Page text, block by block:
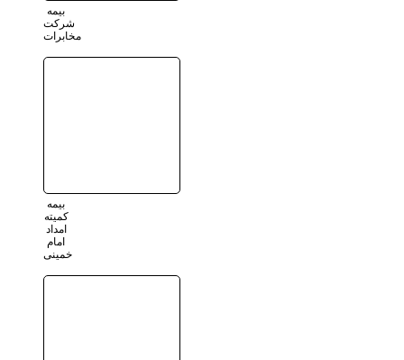
بیمه
شرکت
مخابرات
بیمه
کمیته
امداد
امام
خمینی